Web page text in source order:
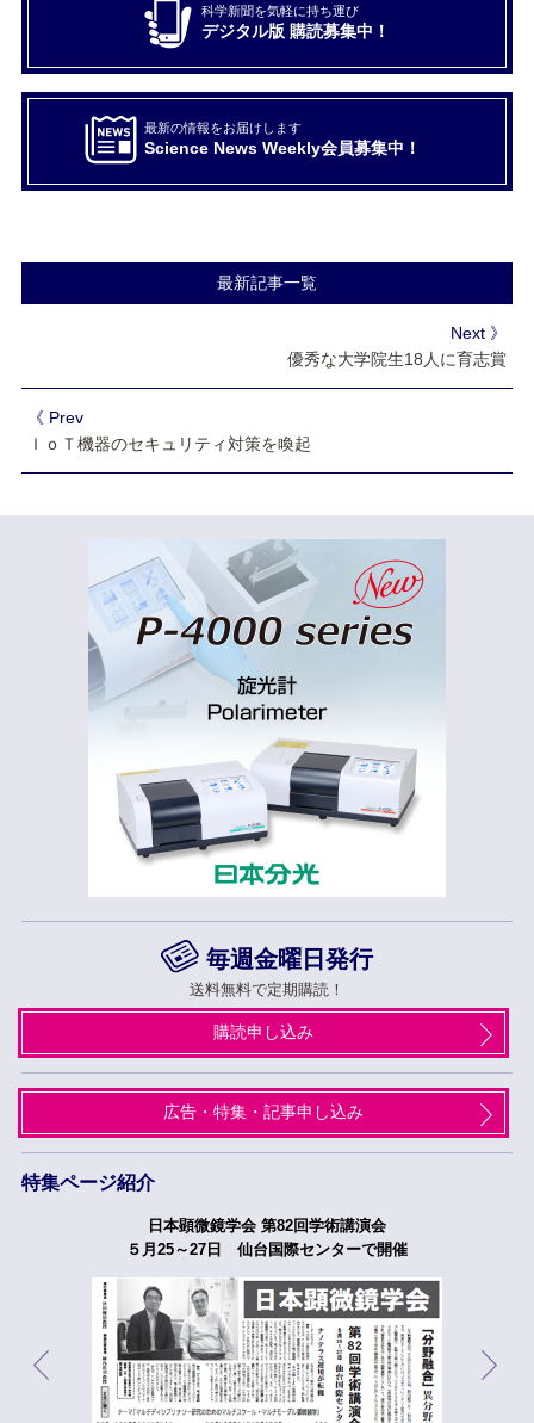
科学新聞を気軽に持ち運び
デジタル版 購読募集中！
最新の情報をお届けします
Science News Weekly会員募集中！
最新記事一覧
Next 》
優秀な大学院生18人に育志賞
《 Prev
ＩｏＴ機器のセキュリティ対策を喚起
毎週金曜日発行
送料無料で定期購読！
購読申し込み
広告・特集・記事申し込み
特集ページ紹介
日本顕微鏡学会 第82回学術講演会
５月25～27日 仙台国際センターで開催